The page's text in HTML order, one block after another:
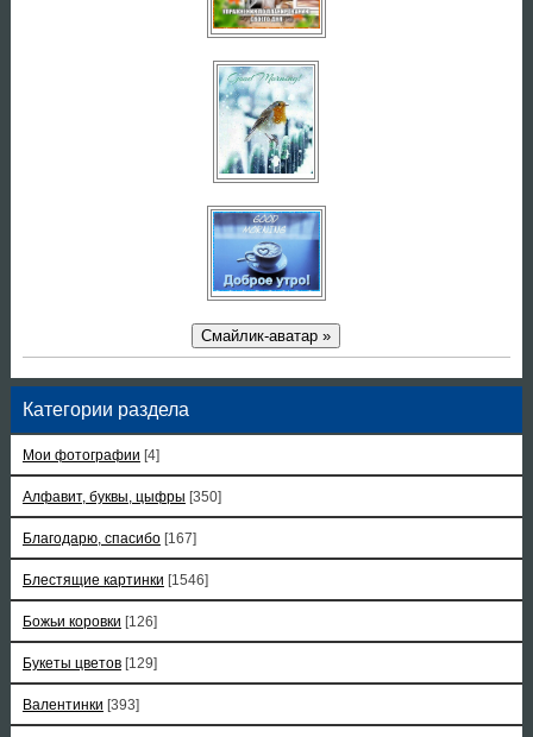
Смайлик-аватар »
Категории раздела
Мои фотографии [4]
Алфавит, буквы, цыфры [350]
Благодарю, спасибо [167]
Блестящие картинки [1546]
Божьи коровки [126]
Букеты цветов [129]
Валентинки [393]